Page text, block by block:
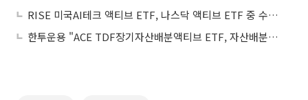
RISE 미국AI테크 액티브 ETF, 나스닥 액티브 ETF 중 수익률 1위
한투운용 "ACE TDF장기자산배분액티브 ETF, 자산배분형 ETF 1년 수익률 1위"